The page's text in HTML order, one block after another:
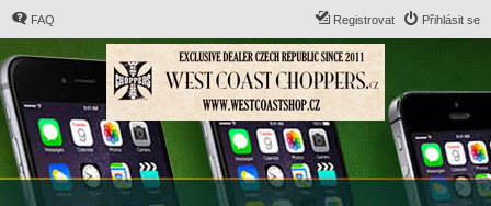
FAQ Přihlásit se
Registrovat